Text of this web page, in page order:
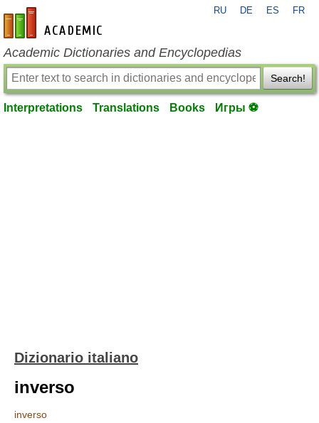
en-academic.com
RU DE ES FR
Academic Dictionaries and Encyclopedias
Search!
Interpretations Translations Books Игры ⚽
Dizionario italiano
inverso
inverso